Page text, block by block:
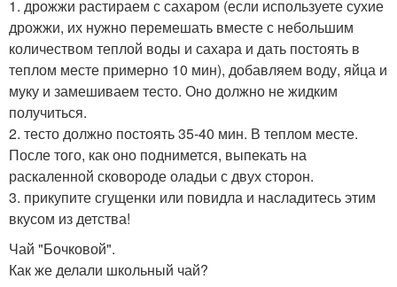
1. дрожжи растираем с сахаром (если используете сухие
дрожжи, их нужно перемешать вместе с небольшим
количеством теплой воды и сахара и дать постоять в
теплом месте примерно 10 мин), добавляем воду, яйца и
муку и замешиваем тесто. Оно должно не жидким
получиться.
2. тесто должно постоять 35-40 мин. В теплом месте.
После того, как оно поднимется, выпекать на
раскаленной сковороде оладьи с двух сторон.
3. прикупите сгущенки или повидла и насладитесь этим
вкусом из детства!
Чай "Бочковой".
Как же делали школьный чай?